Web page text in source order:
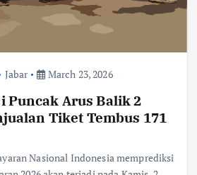
Jabar March 23, 2026
Puncak Arus Balik 2
Tiket Tembus 171
Nasional Indonesia memprediksi